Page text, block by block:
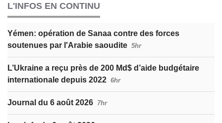
L'INFOS EN CONTINU
Yémen: opération de Sanaa contre des forces
soutenues par l'Arabie saoudite 5hr
L’Ukraine a reçu près de 200 Md$ d’aide budgétaire
internationale depuis 2022 6hr
Journal du 6 août 2026 7hr